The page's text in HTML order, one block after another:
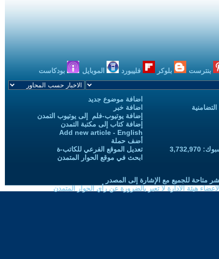
بنترست بلوكر فليبورد الموبايل بودكاست
اضافة موضوع جديد
اضافة خبر
إضافة يوتيوب-فلم إلى يوتيوب التمدن
إضافة كتاب إلى مكتبة التمدن
Add new article - English
أضف حملة
تعديل الموقع الفرعي للكاتب-ة
ابحث في موقع الحوار المتمدن
متاحة للجميع مع الإشارة إلى المصدر
هيئة الادارة لا تعبر بالضرورة عن رأي الحوار المتمدن